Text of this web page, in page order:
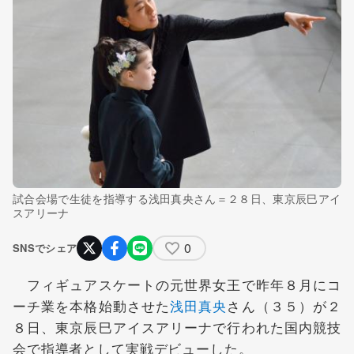
試合会場で生徒を指導する浅田真央さん＝２８日、東京辰巳アイ
スアリーナ
SNSでシェア 0
フィギュアスケートの元世界女王で昨年８月にコ
ーチ業を本格始動させた浅田真央さん（３５）が２
８日、東京辰巳アイスアリーナで行われた国内競技
会で指導者として実戦デビューした。